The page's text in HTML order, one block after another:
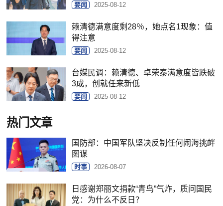
要闻 2025-08-12
赖清德满意度剩28％，她点名1现象：值
得注意
要闻 2025-08-12
台媒民调：赖清德、卓荣泰满意度皆跌破
3成，创就任来新低
要闻 2025-08-12
热门文章
国防部：中国军队坚决反制任何闹海挑衅
图谋
时事 2026-08-07
日感谢郑丽文捐款“青鸟”气炸，质问国民
党：为什么不反日？